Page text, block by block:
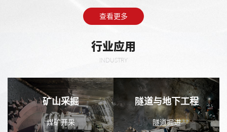
南经销商？
查看更多
行业应用
INDUSTRY
矿山采掘
煤矿开采
隧道与地下工程
隧道掘进